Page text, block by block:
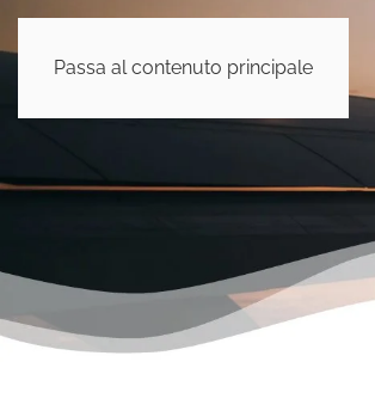
Passa al contenuto principale